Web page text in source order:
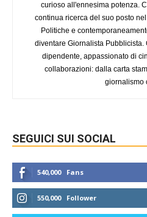
curioso all'ennesima potenza.
continua ricerca del suo posto
Politiche e
diventare Giornalista
dipendente, appassionato di
collaborazioni: dalla carta
giornalismo
SEGUICI SUI SOCIAL
540,000 Fans
550,000 Follower